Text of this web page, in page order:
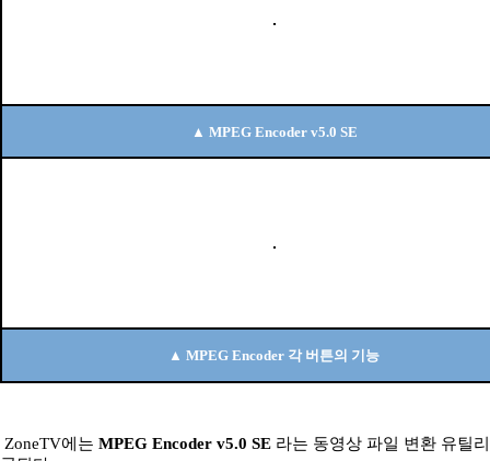
▲ MPEG Encoder v5.0 SE
▲ MPEG Encoder 각 버튼의 기능
ZoneTV에는 MPEG Encoder v5.0 SE 라는 동영상 파일 변환 유틸